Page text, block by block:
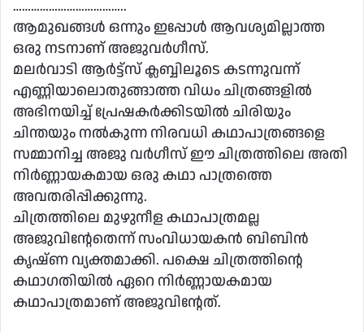
………………………………..
ആമുഖങ്ങൾ ഒന്നും ഇപ്പോൾ ആവശ്യമില്ലാത്ത
ഒരു നടനാണ് അജുവർഗീസ്.
മലർവാടി ആർട്ട്സ് ക്ലബ്ബിലൂടെ കടന്നുവന്ന്
എണ്ണിയാലൊതുങ്ങാത്ത വിധം ചിത്രങ്ങളിൽ
അഭിനയിച്ച് പ്രേഷകർക്കിടയിൽ ചിരിയും
ചിന്തയും നൽകുന്ന നിരവധി കഥാപാത്രങ്ങളെ
സമ്മാനിച്ച അജു വർഗീസ് ഈ ചിത്രത്തിലെ അതി
നിർണ്ണായകമായ ഒരു കഥാ പാത്രത്തെ
അവതരിപ്പിക്കുന്നു.
ചിത്രത്തിലെ മുഴുനീള കഥാപാത്രമല്ല
അജുവിൻ്റേതെന്ന് സംവിധായകൻ ബിബിൻ
കൃഷ്ണ വ്യക്തമാക്കി. പക്ഷെ ചിത്രത്തിൻ്റെ
കഥാഗതിയിൽ ഏറെ നിർണ്ണായകമായ
കഥാപാത്രമാണ് അജുവിൻ്റേത്.